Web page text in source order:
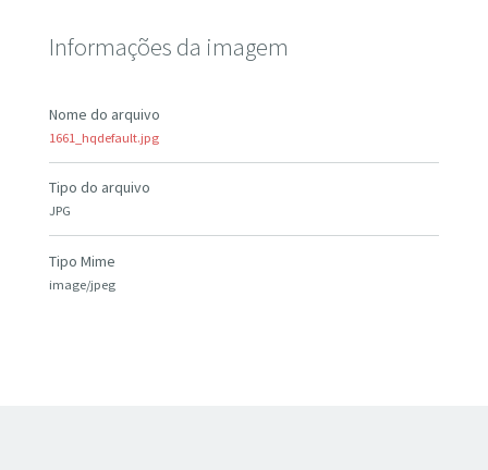
Informações da imagem
Nome do arquivo
1661_hqdefault.jpg
Tipo do arquivo
JPG
Tipo Mime
image/jpeg